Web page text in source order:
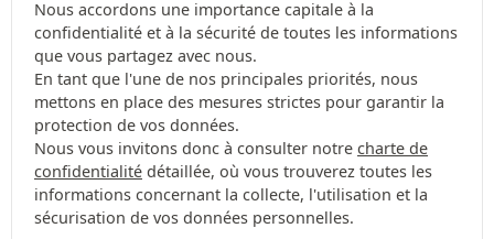
Nous accordons une importance capitale à la
confidentialité et à la sécurité de toutes les informations
que vous partagez avec nous.
En tant que l'une de nos principales priorités, nous
mettons en place des mesures strictes pour garantir la
protection de vos données.
Nous vous invitons donc à consulter notre charte de
confidentialité détaillée, où vous trouverez toutes les
informations concernant la collecte, l'utilisation et la
sécurisation de vos données personnelles.